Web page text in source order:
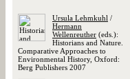
Ursula Lehmkuhl /
Hermann
Wellenreuther (eds.):
Historians and Nature.
Comparative Approaches to
Environmental History, Oxford:
Berg Publishers 2007